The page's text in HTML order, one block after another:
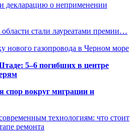
декларацию о неприменении
стали лауреатами премии…
нового газопровода в Черном море
5–6 погибших в центре
спор вокруг миграции и
технологиям: что стоит
ремонта